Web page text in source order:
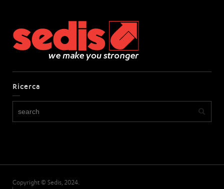
Ricerca
Copyright © Sedis, 2024.